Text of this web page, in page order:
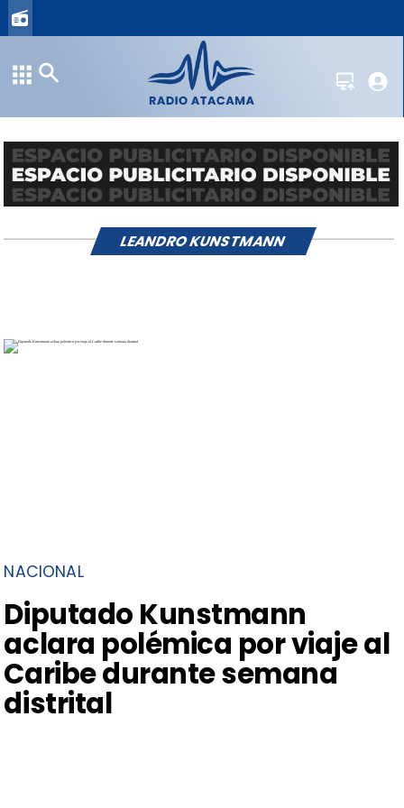
NACIONAL
Diputado Kunstmann
aclara polémica por viaje al
Caribe durante semana
distrital
LEANDRO KUNSTMANN